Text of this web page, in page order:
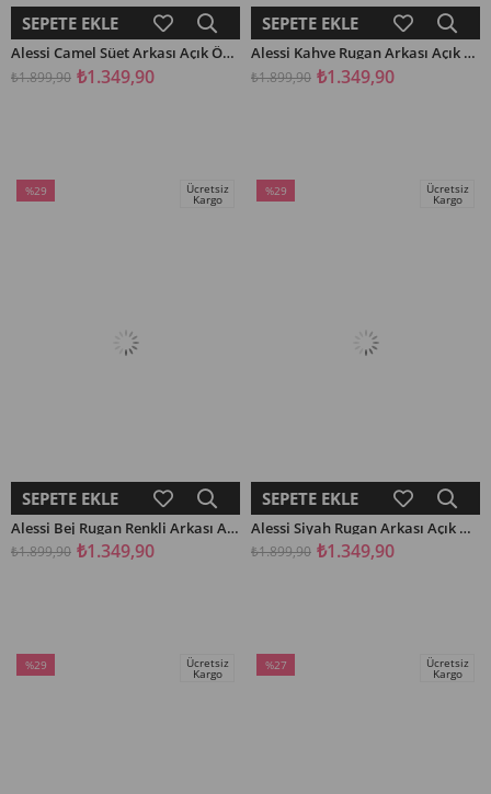
SEPETE EKLE
Alessi Camel Süet Arkası Açık Önü Kurdela Detaylı Kadın Kısa Topuklu Ayakkabı
₺1.349,90
₺1.899,90
SEPETE EKLE
Alessi Kahve Rugan Arkası Açık Önü Kurdela Detaylı Kadın Kısa Topuklu Ayakkabı
₺1.349,90
₺1.899,90
SEPETE EKLE
%29
Ücretsiz
Kargo
Alessi Bej Rugan Renkli Arkası Açık Önü Kurdela Detaylı Kadın Kısa Topuklu Ayakkabı
₺1.349,90
₺1.899,90
SEPETE EKLE
%29
Ücretsiz
Kargo
Alessi Siyah Rugan Arkası Açık Önü Kurdela Detaylı Kadın Kısa Topuklu Ayakkabı
₺1.349,90
₺1.899,90
%29
Ücretsiz
Kargo
%27
Ücretsiz
Kargo